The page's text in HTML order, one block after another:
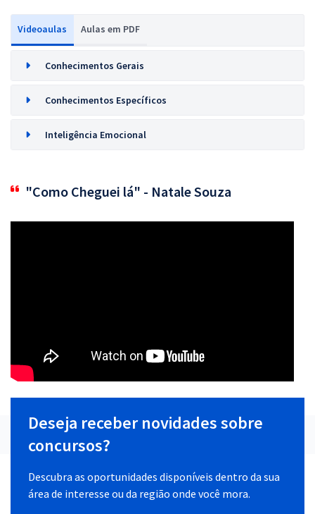
Videoaulas Aulas em PDF
Conhecimentos Gerais
Conhecimentos Específicos
Inteligência Emocional
"Como Cheguei lá" - Natale Souza
Deseja receber novidades sobre
concursos?
Descubra as oportunidades disponíveis dentro da sua
área de interesse ou da região onde você mora.